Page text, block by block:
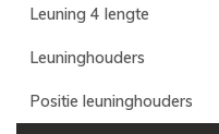
Leuning 4 lengte
Leuninghouders
Positie leuninghouders